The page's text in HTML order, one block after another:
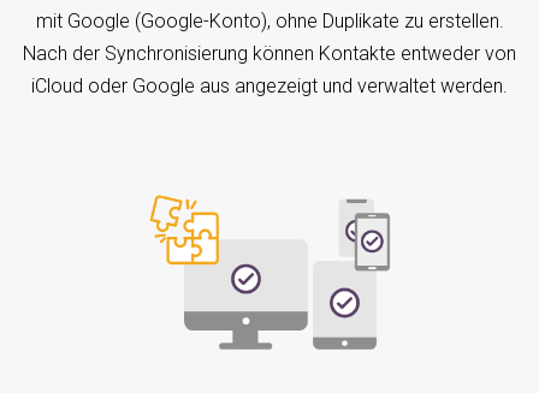
mit Google (Google-Konto), ohne Duplikate zu erstellen.
Nach der Synchronisierung können Kontakte entweder von
iCloud oder Google aus angezeigt und verwaltet werden.